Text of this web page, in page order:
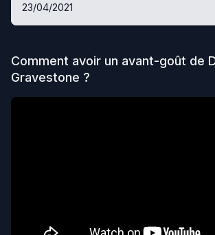
23/04/2021
Comment avoir un avant-goût de
Gravestone ?